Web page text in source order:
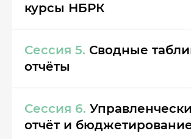
курсы НБРК
Сессия 5. Сводные
отчёты
Сессия 6.
отчёт и